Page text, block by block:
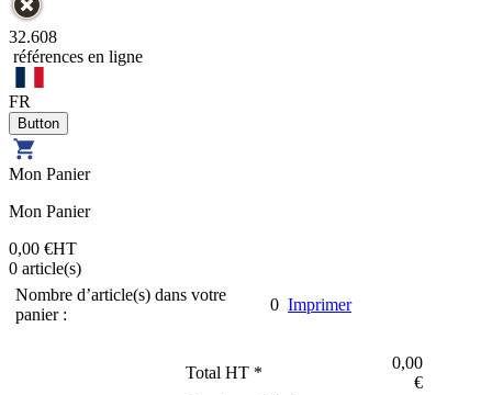
32.608
références en ligne
FR
Mon Panier
Mon Panier
0,00 €HT
0 article(s)
Nombre d’article(s) dans votre
panier :
0 Imprimer
Total HT *
0,00
€